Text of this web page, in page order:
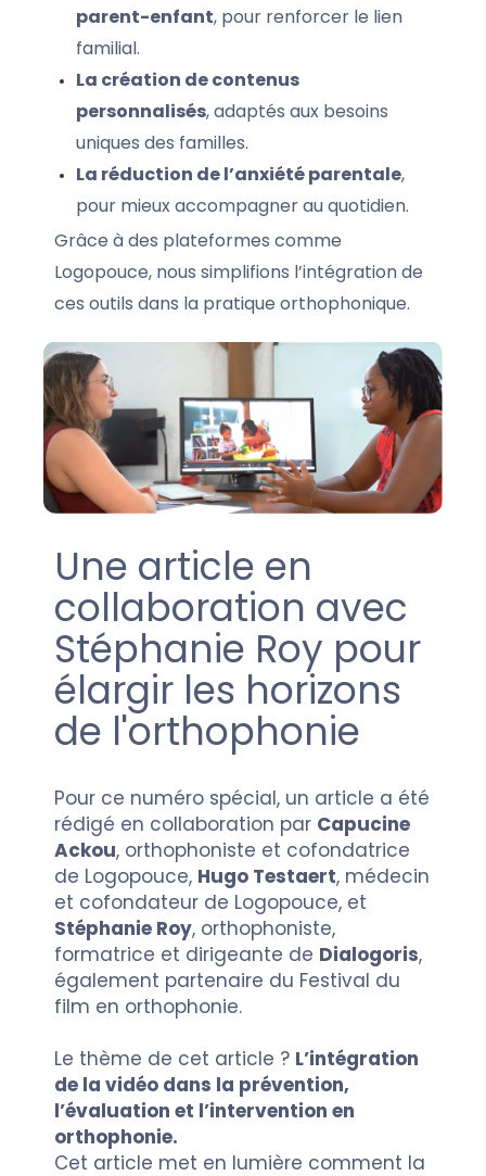
parent-enfant, pour renforcer le lien
familial.
La création de contenus
personnalisés, adaptés aux besoins
uniques des familles.
La réduction de l’anxiété parentale,
pour mieux accompagner au quotidien.
Grâce à des plateformes comme
Logopouce, nous simplifions l’intégration de
ces outils dans la pratique orthophonique.
Une article en
collaboration avec
Stéphanie Roy pour
élargir les horizons
de l'orthophonie
Pour ce numéro spécial, un article a été
rédigé en collaboration par Capucine
Ackou, orthophoniste et cofondatrice
de Logopouce, Hugo Testaert, médecin
et cofondateur de Logopouce, et
Stéphanie Roy, orthophoniste,
formatrice et dirigeante de Dialogoris,
également partenaire du Festival du
film en orthophonie.
Le thème de cet article ? L’intégration
de la vidéo dans la prévention,
l’évaluation et l’intervention en
orthophonie.
Cet article met en lumière comment la